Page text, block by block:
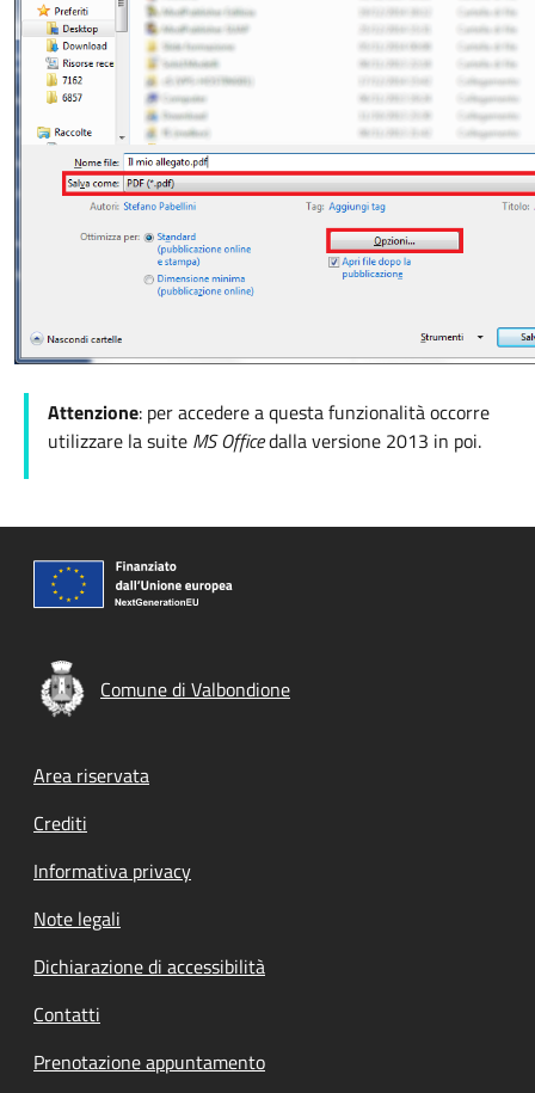
Attenzione: per accedere a questa funzionalità occorre
utilizzare la suite MS Officedalla versione 2013 in poi.
Comune di Valbondione
Footer menu
Area riservata
Crediti
Informativa privacy
Note legali
Dichiarazione di accessibilità
Contatti
Prenotazione appuntamento